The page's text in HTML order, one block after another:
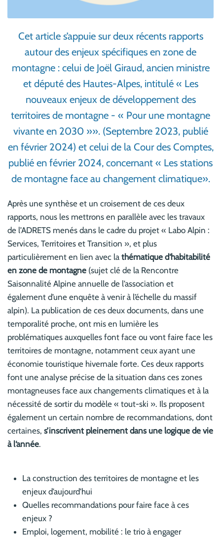
Cet article s’appuie sur deux récents rapports
autour des enjeux spécifiques en zone de
montagne : celui de Joël Giraud, ancien ministre
et député des Hautes-Alpes, intitulé « Les
nouveaux enjeux de développement des
territoires de montagne - « Pour une montagne
vivante en 2030 »». (Septembre 2023, publié
en février 2024) et celui de la Cour des Comptes,
publié en février 2024, concernant « Les stations
de montagne face au changement climatique».
Après une synthèse et un croisement de ces deux
rapports, nous les mettrons en parallèle avec les travaux
de l’ADRETS menés dans le cadre du projet « Labo Alpin :
Services, Territoires et Transition », et plus
particulièrement en lien avec la thématique d‘habitabilité
en zone de montagne (sujet clé de la Rencontre
Saisonnalité Alpine annuelle de l’association et
également d’une enquête à venir à l’échelle du massif
alpin). La publication de ces deux documents, dans une
temporalité proche, ont mis en lumière les
problématiques auxquelles font face ou vont faire face les
territoires de montagne, notamment ceux ayant une
économie touristique hivernale forte. Ces deux rapports
font une analyse précise de la situation dans ces zones
montagneuses face aux changements climatiques et à la
nécessité de sortir du modèle « tout-ski ». Ils proposent
également un certain nombre de recommandations, dont
certaines, s’inscrivent pleinement dans une logique de vie
à l‘année.
La construction des territoires de montagne et les
enjeux d’aujourd’hui
Quelles recommandations pour faire face à ces
enjeux ?
Emploi, logement, mobilité : le trio à engager